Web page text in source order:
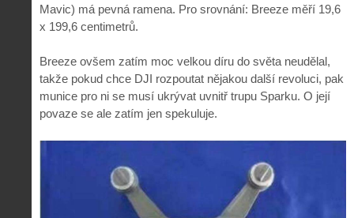
Mavic) má pevná ramena. Pro srovnání: Breeze měří 19,6
x 199,6 centimetrů.
Breeze ovšem zatím moc velkou díru do světa neudělal,
takže pokud chce DJI rozpoutat nějakou další revoluci, pak
munice pro ni se musí ukrývat uvnitř trupu Sparku. O její
povaze se ale zatím jen spekuluje.